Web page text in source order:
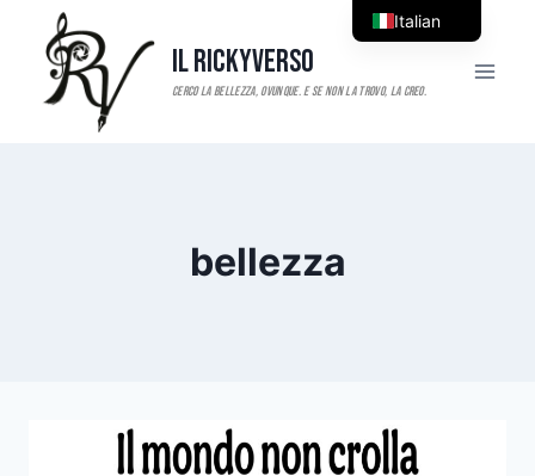
contenuto
Il RickyVerso
bellezza
Italian